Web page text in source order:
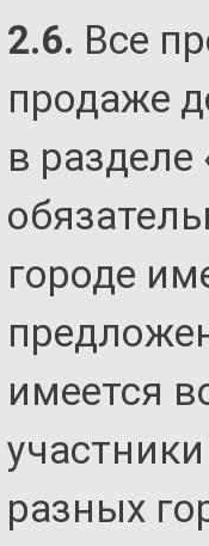
2.6. Все
продаже
в разделе
городе
имеется
разных